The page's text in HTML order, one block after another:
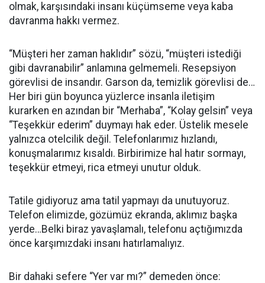
olmak, karşısındaki insanı küçümseme veya kaba
davranma hakkı vermez.
“Müşteri her zaman haklıdır” sözü, “müşteri istediği
gibi davranabilir” anlamına gelmemeli. Resepsiyon
görevlisi de insandır. Garson da, temizlik görevlisi de…
Her biri gün boyunca yüzlerce insanla iletişim
kurarken en azından bir “Merhaba”, “Kolay gelsin” veya
“Teşekkür ederim” duymayı hak eder. Üstelik mesele
yalnızca otelcilik değil. Telefonlarımız hızlandı,
konuşmalarımız kısaldı. Birbirimize hal hatır sormayı,
teşekkür etmeyi, rica etmeyi unutur olduk.
Tatile gidiyoruz ama tatil yapmayı da unutuyoruz.
Telefon elimizde, gözümüz ekranda, aklımız başka
yerde…Belki biraz yavaşlamalı, telefonu açtığımızda
önce karşımızdaki insanı hatırlamalıyız.
Bir dahaki sefere “Yer var mı?” demeden önce: